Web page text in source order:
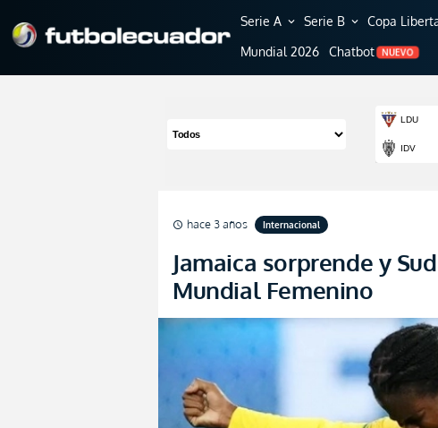
Serie A expand_more Serie B expand_more Copa
Mundial 2026 Chatbot NUEVO
schedule hace 3 años Internacional
Jamaica sorprende y
Mundial Femenino